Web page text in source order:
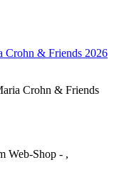
Crohn & Friends
Web-Shop - ,